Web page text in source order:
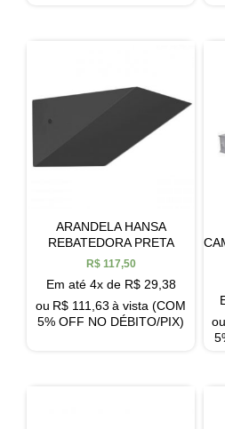
ARANDELA HANSA
REBATEDORA PRETA
R$117,50
Em até 4x de R$29,38
ou R$ 111,63 à vista (COM
5% OFF NO DÉBITO/PIX)
ou